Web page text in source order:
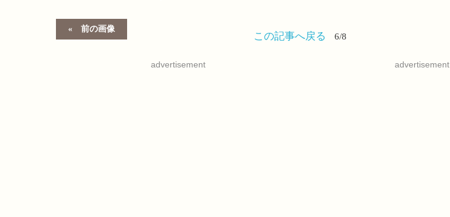
前の画像
この記事へ戻る 6/8
advertisement advertisement